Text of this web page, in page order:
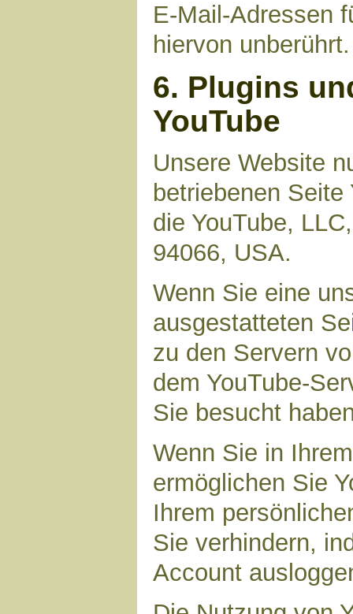
E-Mail-Adressen
hiervon unberührt.
6. Plugins
YouTube
Unsere Website
betriebenen
die YouTube,
94066, USA.
Wenn Sie eine
ausgestatteten
zu den Servern
dem YouTube-
Sie besucht
Wenn Sie in
ermöglichen Sie
Ihrem
Sie verhindern,
Account